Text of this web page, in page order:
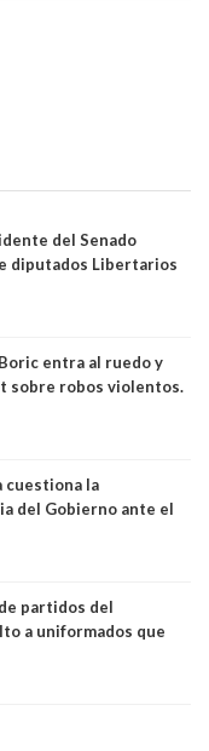
del Senado
diputados Libertarios
equivocado"
entra al ruedo y
sobre robos violentos.
cuestiona la
del Gobierno ante el
la alternancia en el
partidos del
a uniformados que